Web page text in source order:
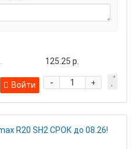
125.25 р.
+
-
Войти